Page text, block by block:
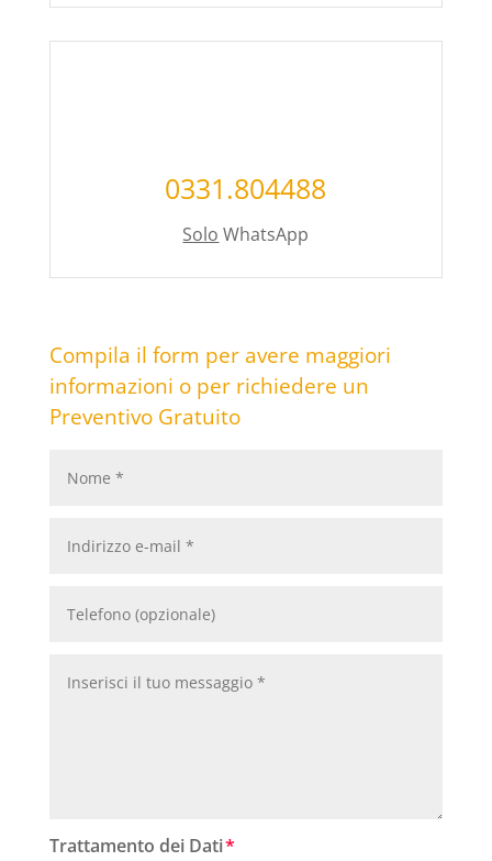
0331.804488
Solo WhatsApp
Compila il form per avere maggiori
informazioni o per richiedere un
Preventivo Gratuito
Trattamento dei Dati